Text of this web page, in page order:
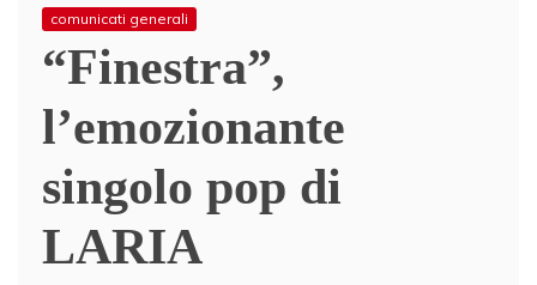
comunicati generali
“Finestra”,
l’emozionante
singolo pop di
LARIA